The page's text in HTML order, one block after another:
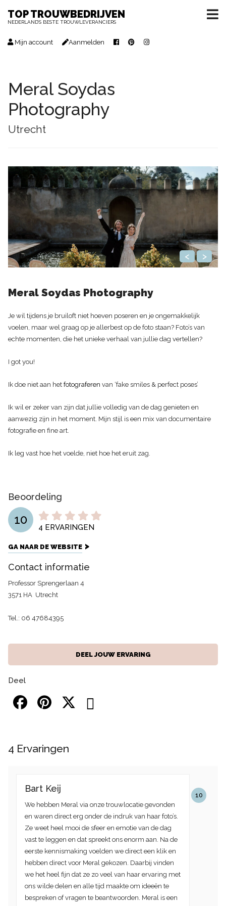
TOP TROUWBEDRIJVEN
NEDERLAND’S BESTE TROUWLEVERANCIERS
Mijn account Aanmelden
Meral Soydas
Photography
Utrecht
< >
Meral Soydas Photography
Je wil tijdens je bruiloft niet hoeven poseren en je ongemakkelijk
voelen, maar wel graag op je allerbest op de foto staan? Foto’s van
echte momenten, die het unieke verhaal van jullie dag vertellen?
I got you!
Ik doe niet aan het fotograferen van ‘fake smiles & perfect poses’
Ik wil er zeker van zijn dat jullie volledig van de dag genieten en
aanwezig zijn in het moment. Mijn stijl is een mix van documentaire
fotografie en fine art.
Ik leg vast hoe het voelde, niet hoe het eruit zag.
Beoordeling
10
4 ERVARINGEN
GA NAAR DE WEBSITE
Contact informatie
Professor Sprengerlaan 4
3571 HA Utrecht
Tel.: 06 47684395
DEEL JOUW ERVARING
Deel
4 Ervaringen
10
Bart Keij
We hebben Meral via onze trouwlocatie gevonden
en waren direct erg onder de indruk van haar foto’s.
Ze weet heel mooi de sfeer en emotie van de dag
vast te leggen en dat spreekt ons enorm aan. Na de
eerste kennismaking voelden we direct een klik en
hebben direct voor Meral gekozen. Daarbij vinden
we het heel fijn dat ze zo veel van haar ervaring met
ons wilde delen en alle tijd maakte om ideeën te
bespreken of vragen te beantwoorden. Meral is een